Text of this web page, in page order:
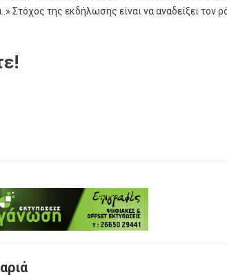
Στόχος της εκδήλωσης είναι να αναδείξει τον